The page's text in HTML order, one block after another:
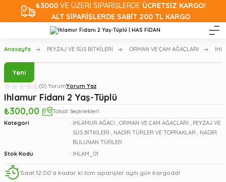
₺3000VE ÜZERİ SİPARİŞLERDE ÜCRETSİZ KARGO!
ALT SİPARİŞLERDE SABİT 200 TL KARGO
Anasayfa PEYZAJ VE SÜS BİTKİLERİ ORMAN VE ÇAM AĞAÇLARI
Yeni
(0) YorumYorum Yaz
Ihlamur Fidanı 2 Yaş-Tüplü
₺300,00
Taksit Seçenekleri
Kategori
IHLAMUR AĞACI , ORMAN VE ÇAM AĞAÇLARI , PEYZAJ VE
SÜS BİTKİLERİ , NADİR TÜRLER VE TOPRAKLAR , NADİR
BULUNAN TÜRLER
Stok Kodu
IHLAM_01
Saat 12:00’a kadar ki tüm siparişler aynı gün kargoda!